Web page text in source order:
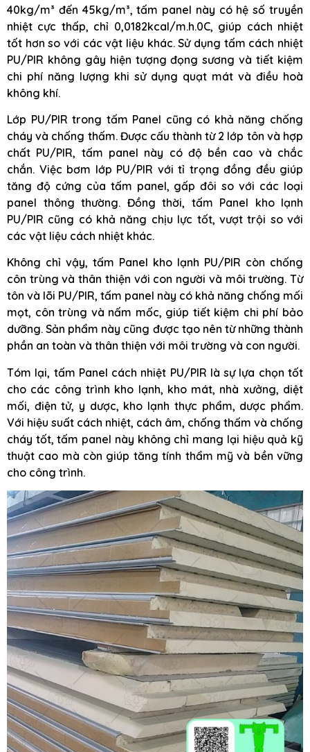
40kg/m³ đến 45kg/m³, tấm panel này có hệ số truyền
nhiệt cực thấp, chỉ 0,0182kcal/m.h.0C, giúp cách nhiệt
tốt hơn so với các vật liệu khác. Sử dụng tấm cách nhiệt
PU/PIR không gây hiện tượng đọng sương và tiết kiệm
chi phí năng lượng khi sử dụng quạt mát và điều hoà
không khí.
Lớp PU/PIR trong tấm Panel cũng có khả năng chống
cháy và chống thấm. Được cấu thành từ 2 lớp tôn và hợp
chất PU/PIR, tấm panel này có độ bền cao và chắc
chắn. Việc bơm lớp PU/PIR với tỉ trọng đồng đều giúp
tăng độ cứng của tấm panel, gấp đôi so với các loại
panel thông thường. Đồng thời, tấm Panel kho lạnh
PU/PIR cũng có khả năng chịu lực tốt, vượt trội so với
các vật liệu cách nhiệt khác.
Không chỉ vậy, tấm Panel kho lạnh PU/PIR còn chống
côn trùng và thân thiện với con người và môi trường. Từ
tôn và lõi PU/PIR, tấm panel này có khả năng chống mối
mọt, côn trùng và nấm mốc, giúp tiết kiệm chi phí bảo
dưỡng. Sản phẩm này cũng được tạo nên từ những thành
phần an toàn và thân thiện với môi trường và con người.
Tóm lại, tấm Panel cách nhiệt PU/PIR là sự lựa chọn tốt
cho các công trình kho lạnh, kho mát, nhà xưởng, diệt
mối, điện tử, y dược, kho lạnh thực phẩm, dược phẩm.
Với hiệu suất cách nhiệt, cách âm, chống thấm và chống
cháy tốt, tấm panel này không chỉ mang lại hiệu quả kỹ
thuật cao mà còn giúp tăng tính thẩm mỹ và bền vững
cho công trình.